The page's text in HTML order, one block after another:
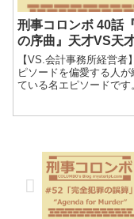
刑事コロンボ 40話
の序曲』天才VS天
【VS.会計事務所経営者
ピソードを偏愛する人が
ている名エピソードです
い完全犯罪...